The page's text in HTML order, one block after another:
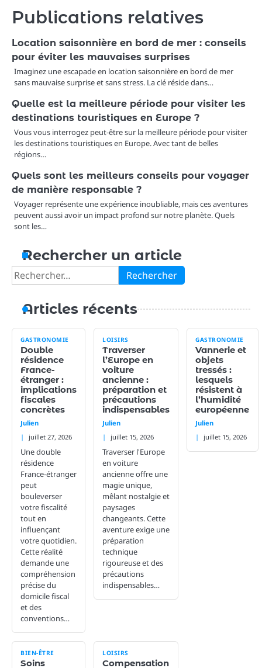
Publications relatives
Location saisonnière en bord de mer : conseils
pour éviter les mauvaises surprises
Imaginez une escapade en location saisonnière en bord de mer
sans mauvaise surprise et sans stress. La clé réside dans…
Quelle est la meilleure période pour visiter les
destinations touristiques en Europe ?
Vous vous interrogez peut-être sur la meilleure période pour visiter
les destinations touristiques en Europe. Avec tant de belles
régions…
Quels sont les meilleurs conseils pour voyager
de manière responsable ?
Voyager représente une expérience inoubliable, mais ces aventures
peuvent aussi avoir un impact profond sur notre planète. Quels
sont les…
Rechercher un article
Rechercher :
Articles récents
GASTRONOMIE
Double
résidence
France-
étranger :
implications
fiscales
concrètes
Julien
juillet 27, 2026
Une double
résidence
France-étranger
peut
bouleverser
votre fiscalité
tout en
influençant
votre quotidien.
Cette réalité
demande une
compréhension
précise du
domicile fiscal
et des
conventions…
LOISIRS
Traverser
l’Europe en
voiture
ancienne :
préparation et
précautions
indispensables
Julien
juillet 15, 2026
Traverser l'Europe
en voiture
ancienne offre une
magie unique,
mêlant nostalgie et
paysages
changeants. Cette
aventure exige une
préparation
technique
rigoureuse et des
précautions
indispensables…
GASTRONOMIE
Vannerie et
objets
tressés :
lesquels
résistent à
l’humidité
européenne
Julien
juillet 15, 2026
BIEN-ÊTRE
Soins
LOISIRS
Compensation